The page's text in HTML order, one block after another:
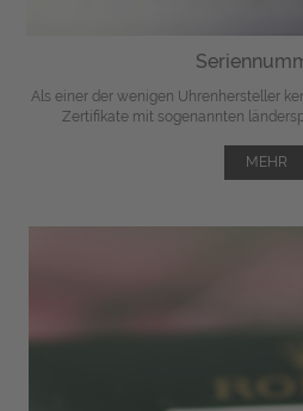
Als einer der wenigen Uhrenhersteller
Zertifikate mit sogenannten
MEHR